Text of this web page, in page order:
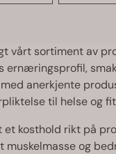
vårt sortiment av
ernæringsprofil,
anerkjente
til helse og
et kosthold rikt på
og